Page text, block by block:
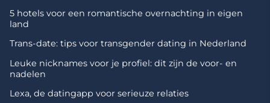
5 hotels voor een romantische overnachting in eigen
land
Trans-date: tips voor transgender dating in Nederland
Leuke nicknames voor je profiel: dit zijn de voor- en
nadelen
Lexa, de datingapp voor serieuze relaties